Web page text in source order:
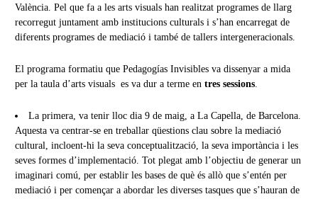
València. Pel que fa a les arts visuals han realitzat programes de llarg
recorregut juntament amb institucions culturals i s’han encarregat de
diferents programes de mediació i també de tallers intergeneracionals.
El programa formatiu que Pedagogías Invisibles va dissenyar a mida
per la taula d’arts visuals es va dur a terme en tres sessions.
La primera, va tenir lloc dia 9 de maig, a La Capella, de Barcelona.
Aquesta va centrar-se en treballar qüestions clau sobre la mediació
cultural, incloent-hi la seva conceptualització, la seva importància i les
seves formes d’implementació. Tot plegat amb l’objectiu de generar un
imaginari comú, per establir les bases de què és allò que s’entén per
mediació i per començar a abordar les diverses tasques que s’hauran de